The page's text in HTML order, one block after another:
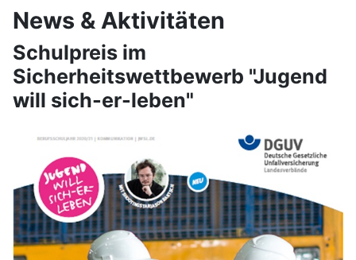
News & Aktivitäten
Schulpreis im
Sicherheitswettbewerb "Jugend
will sich-er-leben"